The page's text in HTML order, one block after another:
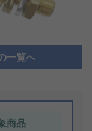
一覧へ
商品